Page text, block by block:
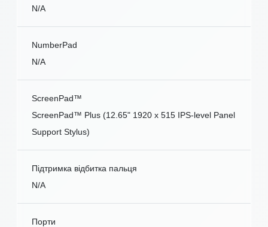
N/A
NumberPad
N/A
ScreenPad™
ScreenPad™ Plus (12.65" 1920 x 515 IPS-level Panel
Support Stylus)
Підтримка відбитка пальця
N/A
Порти